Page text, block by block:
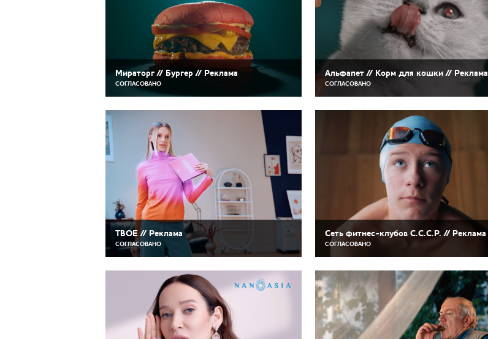
Мираторг // Бургер // Реклама
СОГЛАСОВАНО
Альфапет // Корм для кошки // Реклама
СОГЛАСОВАНО
ТВОЕ // Реклама
СОГЛАСОВАНО
Cеть фитнес-клубов С.С.С.Р. // Реклама
СОГЛАСОВАНО